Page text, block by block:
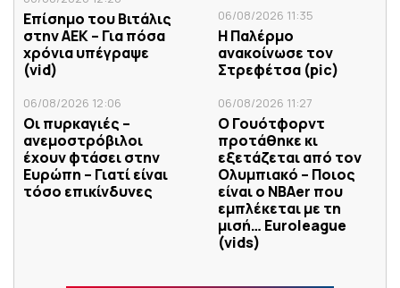
Επίσημο του Βιτάλις
στην ΑΕΚ – Για πόσα
χρόνια υπέγραψε
(vid)
06/08/2026 12:06
Οι πυρκαγιές –
ανεμοστρόβιλοι
έχουν φτάσει στην
Ευρώπη – Γιατί είναι
τόσο επικίνδυνες
06/08/2026 11:35
Η Παλέρμο
ανακοίνωσε τον
Στρεφέτσα (pic)
06/08/2026 11:27
Ο Γουότφορντ
προτάθηκε κι
εξετάζεται από τον
Ολυμπιακό – Ποιος
είναι ο ΝΒΑer που
εμπλέκεται με τη
μισή… Euroleague
(vids)